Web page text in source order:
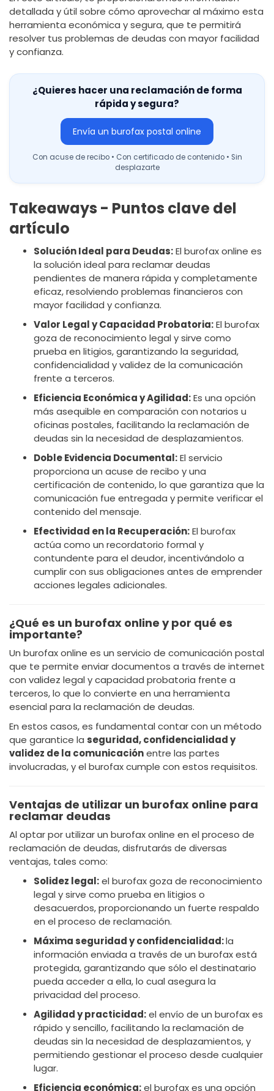
detallada y útil sobre cómo aprovechar al máximo esta
herramienta económica y segura, que te permitirá
resolver tus problemas de deudas con mayor facilidad
y confianza.
¿Quieres hacer una reclamación de forma
rápida y segura?
Envía un burofax postal online
Con acuse de recibo • Con certificado de contenido • Sin
desplazarte
Takeaways - Puntos clave del
artículo
Solución Ideal para Deudas:El burofax online es
la solución ideal para reclamar deudas
pendientes de manera rápida y completamente
eficaz, resolviendo problemas financieros con
mayor facilidad y confianza.
Valor Legal y Capacidad Probatoria:El burofax
goza de reconocimiento legal y sirve como
prueba en litigios, garantizando la seguridad,
confidencialidad y validez de la comunicación
frente a terceros.
Eficiencia Económica y Agilidad:Es una opción
más asequible en comparación con notarios u
oficinas postales, facilitando la reclamación de
deudas sin la necesidad de desplazamientos.
Doble Evidencia Documental:El servicio
proporciona un acuse de recibo y una
certificación de contenido, lo que garantiza que la
comunicación fue entregada y permite verificar el
contenido del mensaje.
Efectividad en la Recuperación:El burofax
actúa como un recordatorio formal y
contundente para el deudor, incentivándolo a
cumplir con sus obligaciones antes de emprender
acciones legales adicionales.
¿Qué es un burofax online y por qué es
importante?
Un burofax online es un servicio de comunicación postal
que te permite enviar documentos a través de internet
con validez legal y capacidad probatoria frente a
terceros, lo que lo convierte en una herramienta
esencial para la reclamación de deudas.
En estos casos, es fundamental contar con un método
que garantice la seguridad, confidencialidad y
validez de la comunicaciónentre las partes
involucradas, y el burofax cumple con estos requisitos.
Ventajas de utilizar un burofax online para
reclamar deudas
Al optar por utilizar un burofax online en el proceso de
reclamación de deudas, disfrutarás de diversas
ventajas, tales como:
Solidez legal:el burofax goza de reconocimiento
legal y sirve como prueba en litigios o
desacuerdos, proporcionando un fuerte respaldo
en el proceso de reclamación.
Máxima seguridad y confidencialidad:la
información enviada a través de un burofax está
protegida, garantizando que sólo el destinatario
pueda acceder a ella, lo cual asegura la
privacidad del proceso.
Agilidad y practicidad:el envío de un burofax es
rápido y sencillo, facilitando la reclamación de
deudas sin la necesidad de desplazamientos, y
permitiendo gestionar el proceso desde cualquier
lugar.
Eficiencia económica:el burofax es una opción